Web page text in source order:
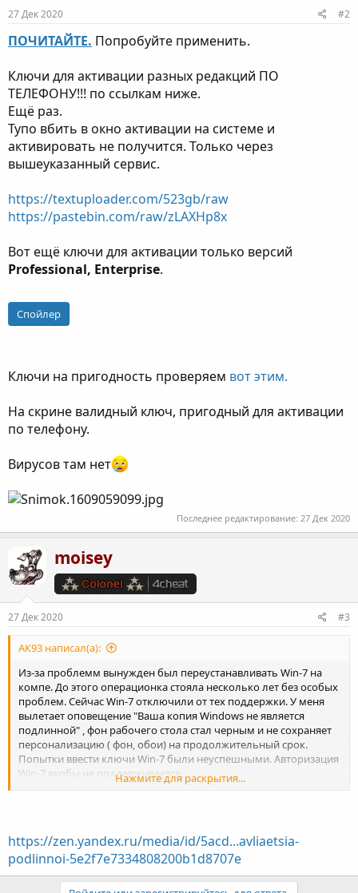
27 Дек 2020 #2
ПОЧИТАЙТЕ. Попробуйте применить.
Ключи для активации разных редакций ПО
ТЕЛЕФОНУ!!! по ссылкам ниже.
Ещё раз.
Тупо вбить в окно активации на системе и
активировать не получится. Только через
вышеуказанный сервис.
https://textuploader.com/523gb/raw
https://pastebin.com/raw/zLAXHp8x
Вот ещё ключи для активации только версий
Professional, Enterprise.
Спойлер
Ключи на пригодность проверяем вот этим.
На скрине валидный ключ, пригодный для активации
по телефону.
Вирусов там нет
Последнее редактирование: 27 Дек 2020
moisey
27 Дек 2020 #3
АК93 написал(а):
Из-за проблемм вынужден был переустанавливать Win-7 на
компе. До этого операционка стояла несколько лет без особых
проблем. Сейчас Win-7 отключили от тех поддержки. У меня
вылетает оповещение "Ваша копия Windows не является
подлинной" , фон рабочего стола стал черным и не сохраняет
персонализацию ( фон, обои) на продолжительный срок.
Попытки ввести ключи Win-7 были неуспешными. Авторизация
Win-7 якобы не поддерживается.
Переходить на Win-10 не хочу из-за большого числа претензий
Win-7?
Нажмите для раскрытия...
https://zen.yandex.ru/media/id/5acd...avliaetsia-
podlinnoi-5e2f7e7334808200b1d8707e